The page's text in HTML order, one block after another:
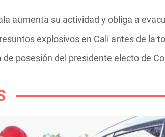
aumenta su actividad y obliga a
explosivos en Cali antes de la
posesión del presidente electo de